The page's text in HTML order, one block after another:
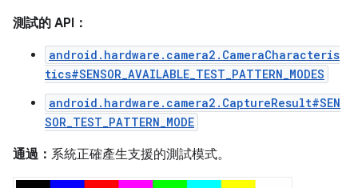
測試的 API：
android.hardware.camera2.CameraCharacteris
tics#SENSOR_AVAILABLE_TEST_PATTERN_MODES
android.hardware.camera2.CaptureResult#SEN
SOR_TEST_PATTERN_MODE
通過： 系統正確產生支援的測試模式。